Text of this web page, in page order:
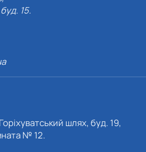
15.
шлях, буд. 19,
№ 12.